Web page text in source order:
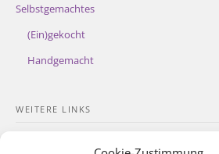
Selbstgemachtes
(Ein)gekocht
Handgemacht
WEITERE LINKS